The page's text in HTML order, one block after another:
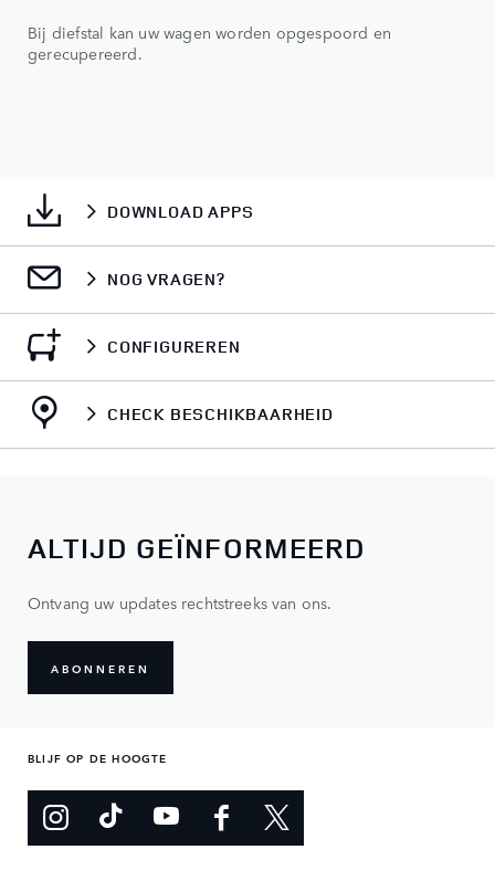
Bij diefstal kan uw wagen worden opgespoord en
gerecupereerd.
DOWNLOAD APPS
NOG VRAGEN?
CONFIGUREREN
CHECK BESCHIKBAARHEID
ALTIJD GEÏNFORMEERD
Ontvang uw updates rechtstreeks van ons.
ABONNEREN
BLIJF OP DE HOOGTE